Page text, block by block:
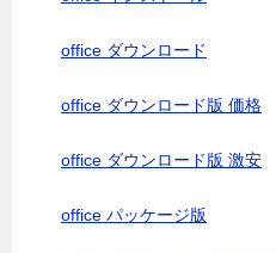
office ダウンロード
office ダウンロード版 価格
office ダウンロード版 激安
office パッケージ版